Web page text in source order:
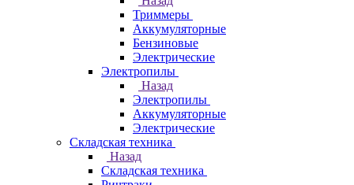
Триммеры
Аккумуляторные
Бензиновые
Электрические
Электропилы
Назад
Электропилы
Аккумуляторные
Электрические
Складская техника
Назад
Складская техника